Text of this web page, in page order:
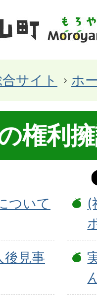
サイト ホ
権利
ついて
(
後見事